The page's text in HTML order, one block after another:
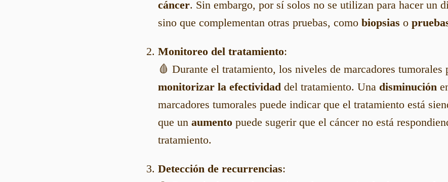
cáncer. Sin embargo, por sí solos no se utilizan para hacer un
sino que complementan otras pruebas, como biopsias o
Monitoreo del tratamiento:
🩸 Durante el tratamiento, los niveles de marcadores tumorales
monitorizar la efectividad del tratamiento. Una disminución
marcadores tumorales puede indicar que el tratamiento está
que un aumento puede sugerir que el cáncer no está
tratamiento.
Detección de recurrencias: